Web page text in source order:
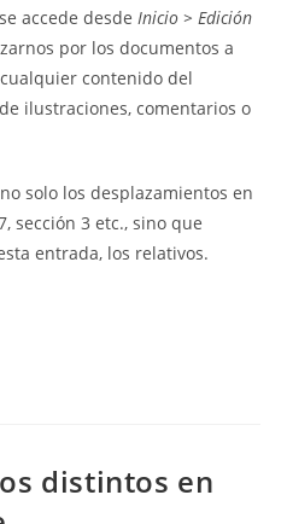
accede desde Inicio > Edición
por los documentos a
contenido del
ilustraciones, comentarios o
solo los desplazamientos en
sección 3 etc., sino que
entrada, los relativos.
distintos en